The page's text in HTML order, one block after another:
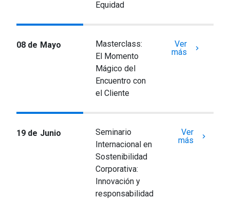
Equidad
08 de Mayo
Masterclass:
El Momento
Mágico del
Encuentro con
el Cliente
Ver
más
keyboard_arrow_right
19 de Junio
Seminario
Internacional en
Sostenibilidad
Corporativa:
Innovación y
responsabilidad
Ver
más
keyboard_arrow_right